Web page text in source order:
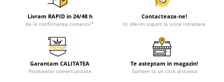
Livram RAPID in 24/48 h
de la confirmarea comenzii*
Contacteaza-ne!
Iti oferim suport la orice intrebare
Garantam CALITATEA
Produselor comercializate
Te asteptam in magazin!
Suntem la un click distanta